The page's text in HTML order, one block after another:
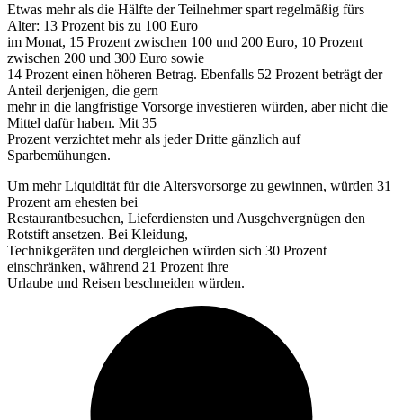
Etwas mehr als die Hälfte der Teilnehmer spart regelmäßig fürs
Alter: 13 Prozent bis zu 100 Euro
im Monat, 15 Prozent zwischen 100 und 200 Euro, 10 Prozent
zwischen 200 und 300 Euro sowie
14 Prozent einen höheren Betrag. Ebenfalls 52 Prozent beträgt der
Anteil derjenigen, die gern
mehr in die langfristige Vorsorge investieren würden, aber nicht die
Mittel dafür haben. Mit 35
Prozent verzichtet mehr als jeder Dritte gänzlich auf
Sparbemühungen.
Um mehr Liquidität für die Altersvorsorge zu gewinnen, würden 31
Prozent am ehesten bei
Restaurantbesuchen, Lieferdiensten und Ausgehvergnügen den
Rotstift ansetzen. Bei Kleidung,
Technikgeräten und dergleichen würden sich 30 Prozent
einschränken, während 21 Prozent ihre
Urlaube und Reisen beschneiden würden.